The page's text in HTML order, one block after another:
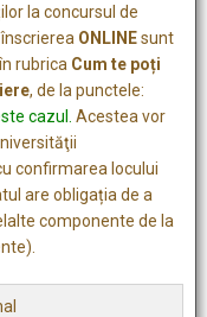
la concursul de
ONLINEsunt
rubrica Cum te poți
, de la punctele:
cazul. Acestea vor
confirmarea locului
are obligația de a
componente de la